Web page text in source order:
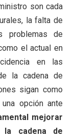
son cada
la falta de
problemas de
el actual en
en las
la cadena de
sigan como
opción ante
mejorar
cadena de